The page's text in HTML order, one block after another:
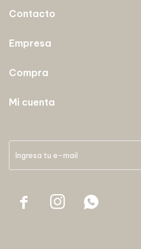
  
Contacto
Empresa
Compra
Mi cuenta